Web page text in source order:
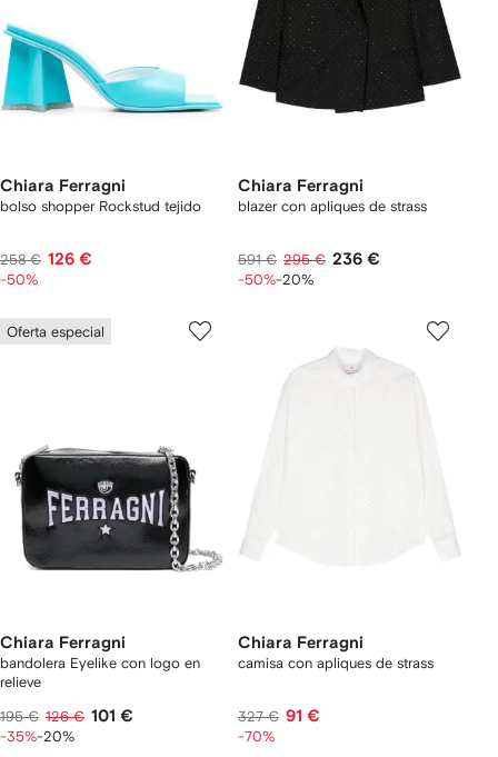
Chiara Ferragni
bolso shopper Rockstud tejido
258 € 126 €
-50%
Chiara Ferragni
blazer con apliques de strass
591 € 295 € 236 €
-50%-20%
Oferta especial
Chiara Ferragni
bandolera Eyelike con logo en
relieve
195 € 126 € 101 €
-35%-20%
Chiara Ferragni
camisa con apliques de strass
327 € 91 €
-70%